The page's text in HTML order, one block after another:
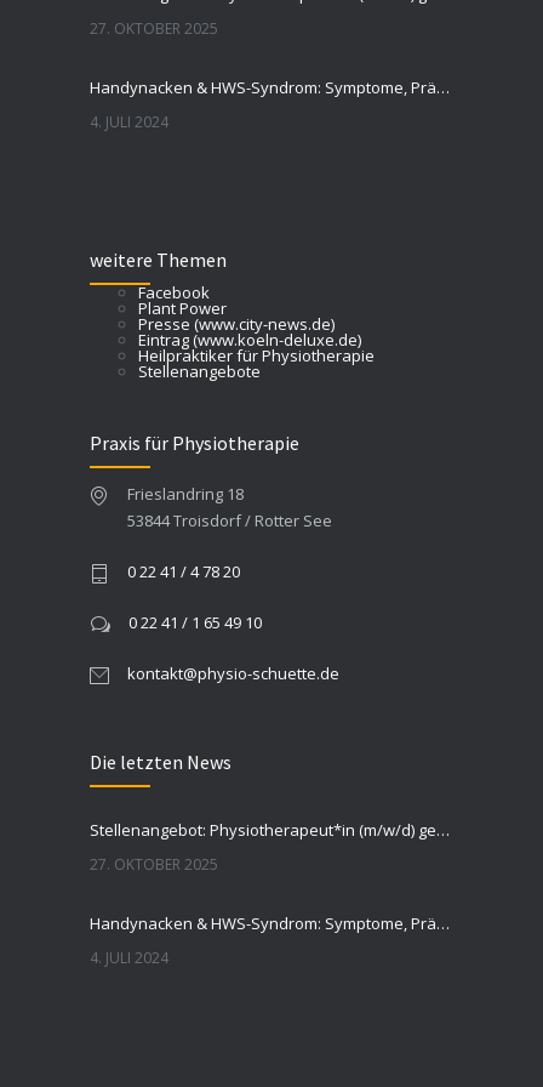
27. OKTOBER 2025
Handynacken & HWS-Syndrom: Symptome, Prävention, Tipps
4. JULI 2024
weitere Themen
Facebook
Plant Power
Presse (www.city-news.de)
Eintrag (www.koeln-deluxe.de)
Heilpraktiker für Physiotherapie
Stellenangebote
Praxis für Physiotherapie
Frieslandring 18
53844 Troisdorf / Rotter See
0 22 41 / 4 78 20
0 22 41 / 1 65 49 10
kontakt@physio-schuette.de
Die letzten News
Stellenangebot: Physiotherapeut*in (m/w/d) gesucht
27. OKTOBER 2025
Handynacken & HWS-Syndrom: Symptome, Prävention, Tipps
4. JULI 2024